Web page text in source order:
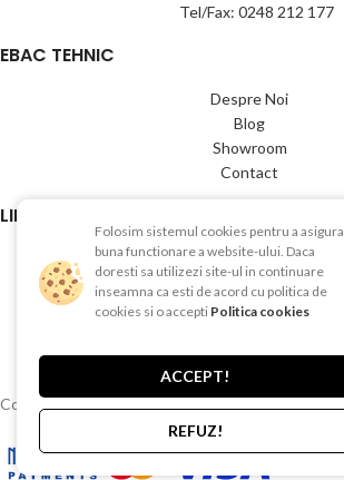
Tel/Fax: 0248 212 177
EBAC TEHNIC
Despre Noi
Blog
Showroom
Contact
LINK-URI UTILE
Termeni si conditii
Politica de Confientialitate
Politica de Cookies
Livrare si plata
Copyright © 2015-2025 EBAC TEHNIC
Folosim sistemul cookies pentru a asigura
buna functionare a website-ului. Daca
doresti sa utilizezi site-ul in continuare
inseamna ca esti de acord cu politica de
cookies si o accepti Politica cookies
ACCEPT!
REFUZ!